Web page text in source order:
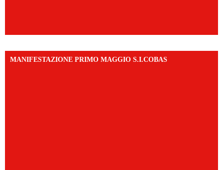
MANIFESTAZIONE PRIMO MAGGIO S.I.COBAS